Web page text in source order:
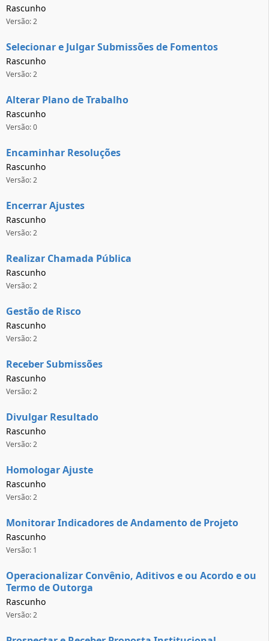
Rascunho
Versão: 2
Selecionar e Julgar Submissões de Fomentos
Rascunho
Versão: 2
Alterar Plano de Trabalho
Rascunho
Versão: 0
Encaminhar Resoluções
Rascunho
Versão: 2
Encerrar Ajustes
Rascunho
Versão: 2
Realizar Chamada Pública
Rascunho
Versão: 2
Gestão de Risco
Rascunho
Versão: 2
Receber Submissões
Rascunho
Versão: 2
Divulgar Resultado
Rascunho
Versão: 2
Homologar Ajuste
Rascunho
Versão: 2
Monitorar Indicadores de Andamento de Projeto
Rascunho
Versão: 1
Operacionalizar Convênio, Aditivos e ou Acordo e ou
Termo de Outorga
Rascunho
Versão: 2